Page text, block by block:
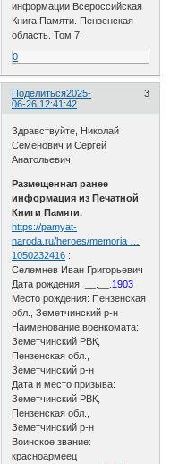
информации Всероссийская
Книга Памяти. Пензенская
область. Том 7.
0
Поделиться 3
2025-
06-26 12:41:42
Здравствуйте, Николай
Семёнович и Сергей
Анатольевич!
Размещенная ранее
информация из Печатной
Книги Памяти.
https://pamyat-
naroda.ru/heroes/memoria …
1050232416 :
Селемнев Иван Григорьевич
Дата рождения: __.__. 1903
Место рождения: Пензенская
обл., Земетчинский р-н
Наименование военкомата:
Земетчинский РВК,
Пензенская обл.,
Земетчинский р-н
Дата и место призыва:
Земетчинский РВК,
Пензенская обл.,
Земетчинский р-н
Воинское звание:
красноармеец